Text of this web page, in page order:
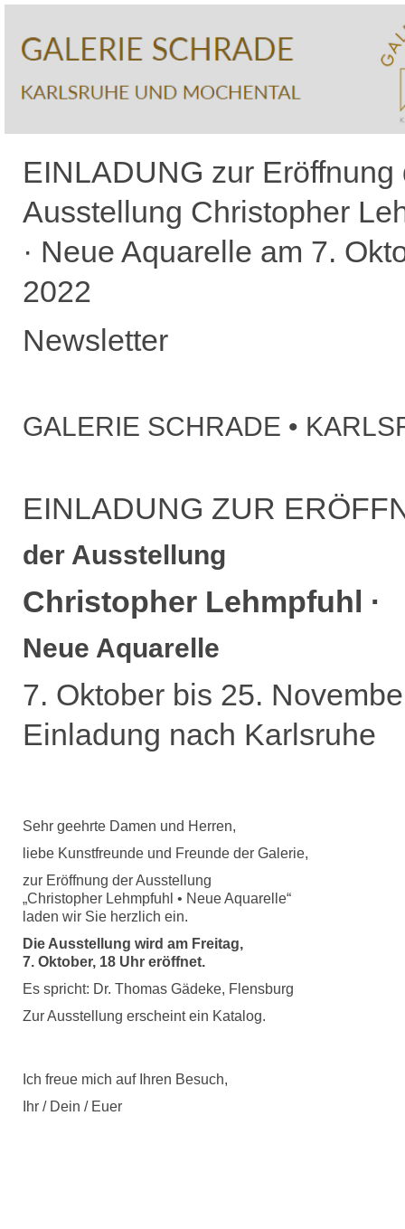
EINLADUNG zur Eröffnung
Ausstellung Christopher
· Neue Aquarelle am 7.
2022
Newsletter
GALERIE SCHRADE •
EINLADUNG ZUR
der Ausstellung
Christopher Lehmpfuhl ·
Neue Aquarelle
7. Oktober bis 25.
Einladung nach Karlsruhe
Sehr geehrte Damen und Herren,
liebe Kunstfreunde und Freunde der Galerie,
zur Eröffnung der Ausstellung
„Christopher Lehmpfuhl • Neue Aquarelle“
laden wir Sie herzlich ein.
Die Ausstellung wird am Freitag,
7. Oktober, 18 Uhr eröffnet.
Es spricht: Dr. Thomas Gädeke, Flensburg
Zur Ausstellung erscheint ein Katalog.
Ich freue mich auf Ihren Besuch,
Ihr / Dein / Euer